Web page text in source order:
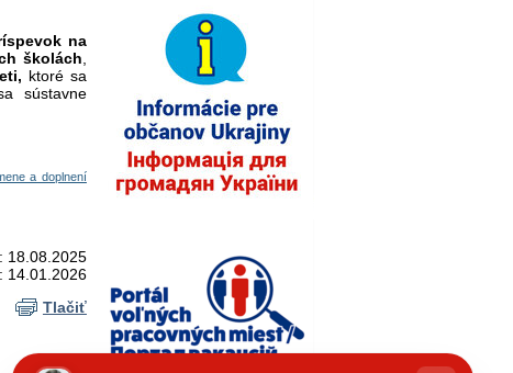
na
školách
ktoré sa
sústavne
a doplnení
18.08.2025
14.01.2026
Tlačiť
Chatbot